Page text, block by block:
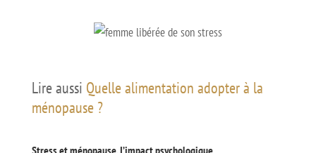
Lire aussi Quelle alimentation adopter à la
ménopause ?
Stress et ménopause, I’impact psychologique